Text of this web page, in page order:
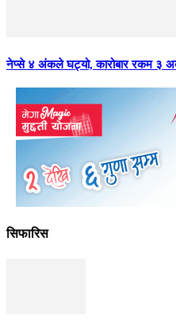
नेप्से ४ अंकले घट्यो, कारोबार रकम ३
सिफारिस